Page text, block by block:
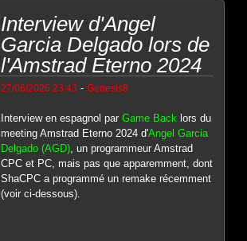
Interview d'Angel
Garcia Delgado lors de
l'Amstrad Eterno 2024
27/06/2026 23:43 - Genesis8
Interview en espagnol par Game Backlors du
meeting Amstrad Eterno 2024 d'Angel Garcia
Delgado (AGD), un programmeur Amstrad
CPC et PC, mais pas que apparemment, dont
ShaCPC a programmé un remake récemment
(voir ci-dessous).